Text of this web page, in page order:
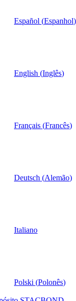
Español (Espanhol)
English (Inglês)
Français (Francês)
Deutsch (Alemão)
Italiano
Polski (Polonês)